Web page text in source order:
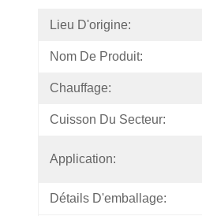
Lieu D'origine:
Nom De Produit:
Chauffage:
Cuisson Du Secteur:
Application:
Détails D'emballage: